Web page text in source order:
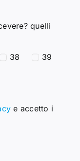
quelli
38
39
e accetto i